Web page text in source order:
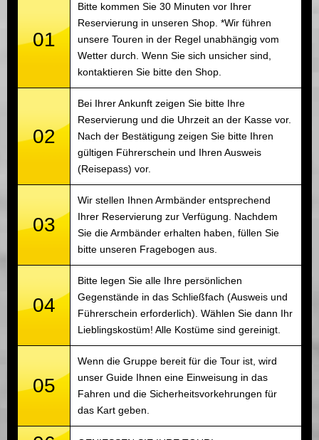
01
Bitte kommen Sie 30 Minuten vor Ihrer
Reservierung in unseren Shop. *Wir führen
unsere Touren in der Regel unabhängig vom
Wetter durch. Wenn Sie sich unsicher sind,
kontaktieren Sie bitte den Shop.
02
Bei Ihrer Ankunft zeigen Sie bitte Ihre
Reservierung und die Uhrzeit an der Kasse vor.
Nach der Bestätigung zeigen Sie bitte Ihren
gültigen Führerschein und Ihren Ausweis
(Reisepass) vor.
03
Wir stellen Ihnen Armbänder entsprechend
Ihrer Reservierung zur Verfügung. Nachdem
Sie die Armbänder erhalten haben, füllen Sie
bitte unseren Fragebogen aus.
04
Bitte legen Sie alle Ihre persönlichen
Gegenstände in das Schließfach (Ausweis und
Führerschein erforderlich). Wählen Sie dann Ihr
Lieblingskostüm! Alle Kostüme sind gereinigt.
05
Wenn die Gruppe bereit für die Tour ist, wird
unser Guide Ihnen eine Einweisung in das
Fahren und die Sicherheitsvorkehrungen für
das Kart geben.